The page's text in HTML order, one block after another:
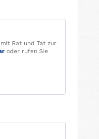
Rat und Tat zur
oder rufen Sie